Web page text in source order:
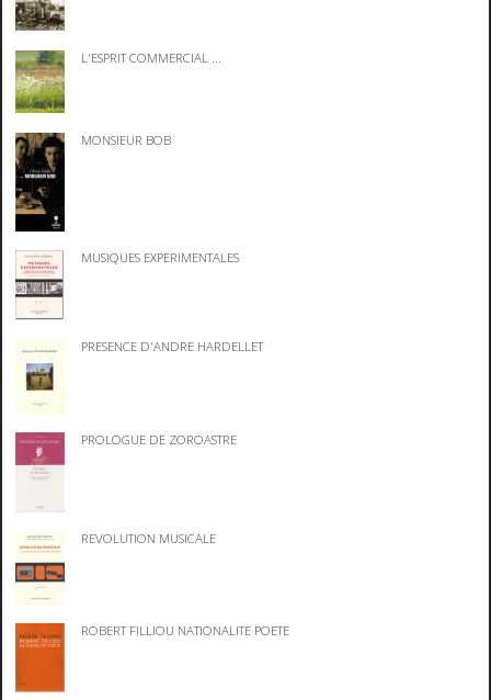
L'ESPRIT COMMERCIAL ...
MONSIEUR BOB
MUSIQUES EXPERIMENTALES
PRESENCE D'ANDRE HARDELLET
PROLOGUE DE ZOROASTRE
REVOLUTION MUSICALE
ROBERT FILLIOU NATIONALITE POETE